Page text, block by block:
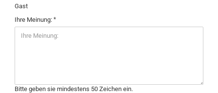
Gast
Ihre Meinung:
Bitte geben sie mindestens 50 Zeichen ein.